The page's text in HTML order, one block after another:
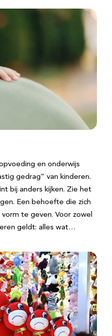
en onderwijs
gedrag” van kinderen.
bij anders kijken. Zie het
Een behoefte die zich
te geven. Voor zowel
geldt: alles wat…